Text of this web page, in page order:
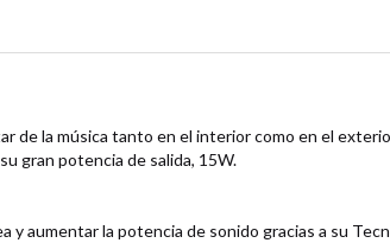
de la música tanto en el interior como en el
gran potencia de salida, 15W.
aumentar la potencia de sonido gracias a su